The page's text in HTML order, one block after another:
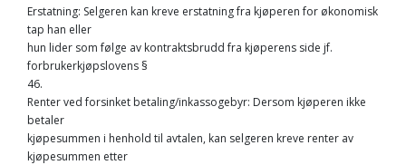
Erstatning: Selgeren kan kreve erstatning fra kjøperen for økonomisk
tap han eller
hun lider som følge av kontraktsbrudd fra kjøperens side jf.
forbrukerkjøpslovens §
46.
Renter ved forsinket betaling/inkassogebyr: Dersom kjøperen ikke
betaler
kjøpesummen i henhold til avtalen, kan selgeren kreve renter av
kjøpesummen etter